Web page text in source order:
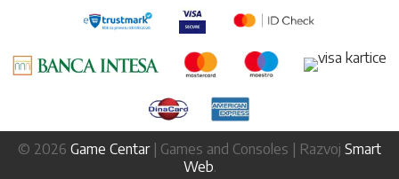
© 2026 Game Centar| Games and Consoles | Razvoj Smart
Web.